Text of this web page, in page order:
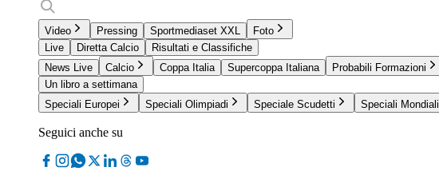
Video Pressing Sportmediaset XXL
Foto
Live
Diretta Calcio
Risultati e Classifiche
News Live
Calcio Coppa Italia Supercoppa Italiana Probabili Formazioni
Un libro a settimana
Speciali Europei
Speciali Olimpiadi Speciale Scudetti Speciali Mondiali
Seguici anche su